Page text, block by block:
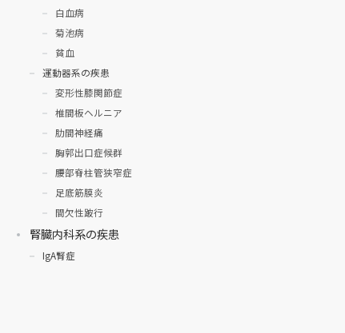
白血病
菊池病
貧血
運動器系の疾患
変形性膝関節症
椎間板ヘルニア
肋間神経痛
胸郭出口症候群
腰部脊柱管狭窄症
足底筋膜炎
間欠性跛行
腎臓内科系の疾患
IgA腎症